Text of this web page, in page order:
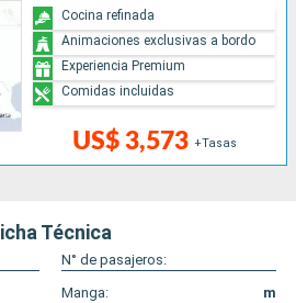
US$ 3,573 +Tasas
Cocina refinada
Animaciones exclusivas a bordo
Experiencia Premium
Comidas incluidas
Técnica
N° de pasajeros:
Manga:
m